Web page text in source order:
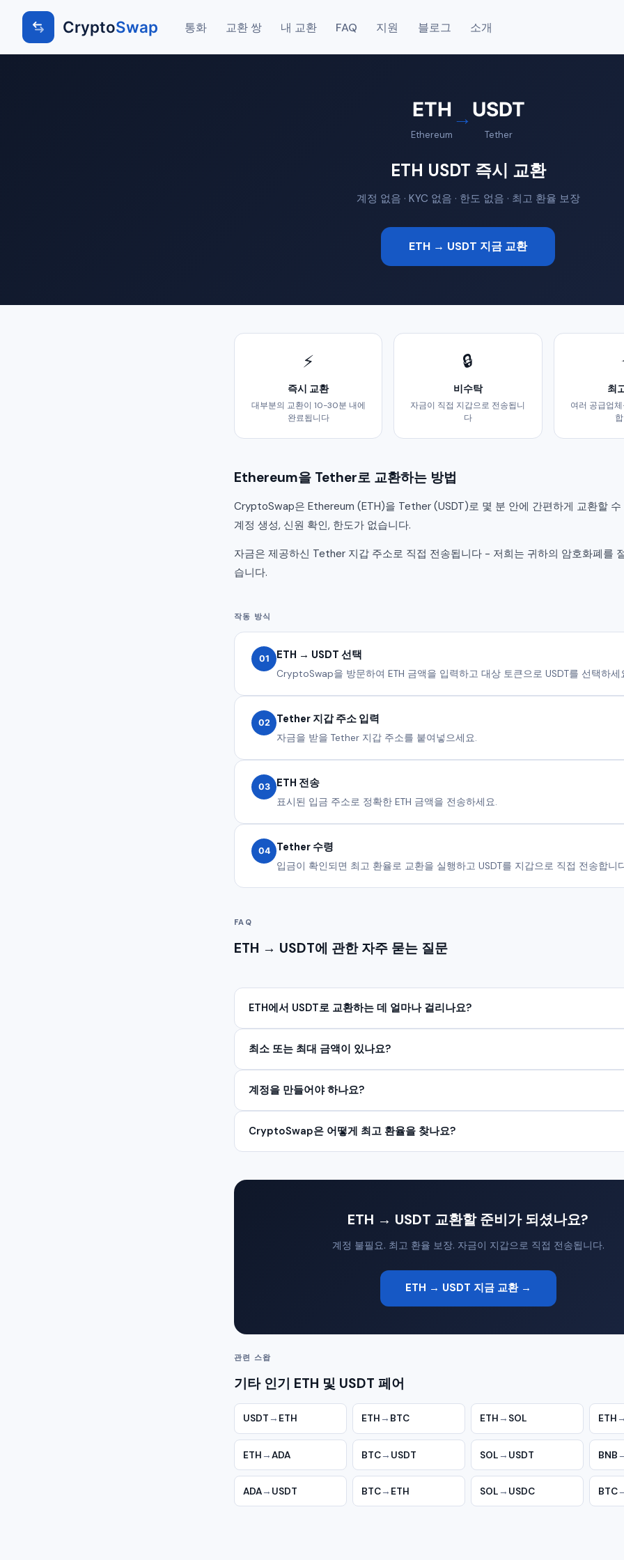
CryptoSwap 통화 교환 쌍 내 교환 FAQ 지원 블로그 소개
ETH
Ethereum
→USDT
Tether
ETH USDT 즉시 교환
계정 없음 · KYC 없음 · 한도 없음 · 최고 환율 보장
ETH → USDT 지금 교환
⚡
즉시 교환
대부분의 교환이 10-30분 내에
완료됩니다
🔒
비수탁
자금이 직접 지갑으로 전송됩니
다
최
여러 공급업
Ethereum을 Tether로 교환하는 방법
CryptoSwap은 Ethereum (ETH)을 Tether (USDT)로 몇 분 안에 간편하게 교환할 수
계정 생성, 신원 확인, 한도가 없습니다.
자금은 제공하신 Tether 지갑 주소로 직접 전송됩니다 - 저희는 귀하의 암호화폐를
습니다.
작동 방식
01 ETH → USDT 선택
CryptoSwap을 방문하여 ETH 금액을 입력하고 대상 토큰으로 USDT를 선택하세
02 Tether 지갑 주소 입력
자금을 받을 Tether 지갑 주소를 붙여넣으세요.
03 ETH 전송
표시된 입금 주소로 정확한 ETH 금액을 전송하세요.
04 Tether 수령
입금이 확인되면 최고 환율로 교환을 실행하고 USDT를 지갑으로 직접 전송합니
FAQ
ETH → USDT에 관한 자주 묻는 질문
ETH에서 USDT로 교환하는 데 얼마나 걸리나요?
최소 또는 최대 금액이 있나요?
계정을 만들어야 하나요?
CryptoSwap은 어떻게 최고 환율을 찾나요?
ETH → USDT 교환할 준비가 되셨나요?
계정 불필요. 최고 환율 보장. 자금이 지갑으로 직접 전송됩니다.
ETH → USDT 지금 교환 →
관련 스왑
기타 인기 ETH 및 USDT 페어
USDT → ETH ETH → BTC ETH → SOL ETH
ETH →ADA BTC→ USDT SOL → USDT BNB
ADA→ USDT BTC→ ETH SOL → USDC BTC